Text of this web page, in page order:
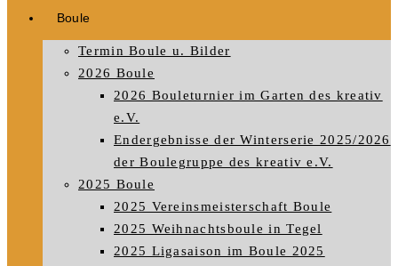
Boule
Termin Boule u. Bilder
2026 Boule
2026 Bouleturnier im Garten des kreativ
e.V.
Endergebnisse der Winterserie 2025/2026
der Boulegruppe des kreativ e.V.
2025 Boule
2025 Vereinsmeisterschaft Boule
2025 Weihnachtsboule in Tegel
2025 Ligasaison im Boule 2025